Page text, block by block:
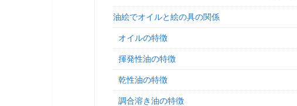
油絵でオイルと絵の具の関係
オイルの特徴
揮発性油の特徴
乾性油の特徴
調合溶き油の特徴